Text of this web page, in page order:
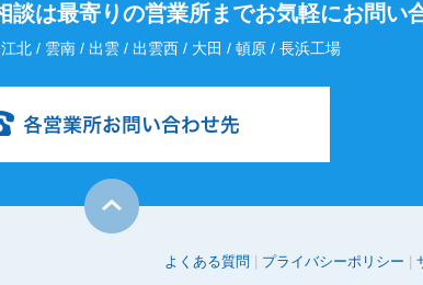
談は最寄りの営業所までお気軽にお問い
北 / 雲南 / 出雲 / 出雲西 / 大田 / 頓原 / 長浜工場
よくある質問 プライバシーポリシー